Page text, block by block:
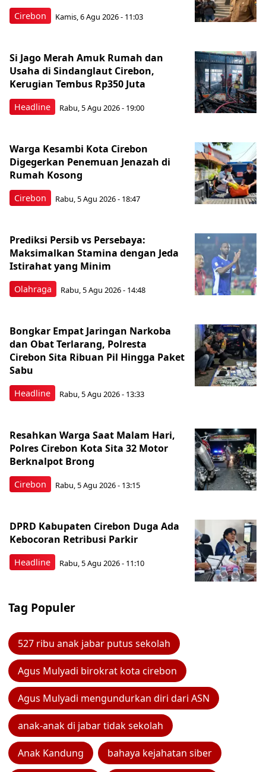
Cirebon Kamis, 6 Agu 2026 - 11:03
Headline
Si Jago Merah Amuk Rumah dan
Usaha di Sindanglaut Cirebon,
Kerugian Tembus Rp350 Juta
Rabu, 5 Agu 2026 - 19:00
Cirebon
Warga Kesambi Kota Cirebon
Digegerkan Penemuan Jenazah di
Rumah Kosong
Rabu, 5 Agu 2026 - 18:47
Olahraga
Prediksi Persib vs Persebaya:
Maksimalkan Stamina dengan Jeda
Istirahat yang Minim
Rabu, 5 Agu 2026 - 14:48
Headline
Bongkar Empat Jaringan Narkoba
dan Obat Terlarang, Polresta
Cirebon Sita Ribuan Pil Hingga Paket
Sabu
Rabu, 5 Agu 2026 - 13:33
Cirebon
Resahkan Warga Saat Malam Hari,
Polres Cirebon Kota Sita 32 Motor
Berknalpot Brong
Rabu, 5 Agu 2026 - 13:15
Headline
DPRD Kabupaten Cirebon Duga Ada
Kebocoran Retribusi Parkir
Rabu, 5 Agu 2026 - 11:10
Tag Populer
527 ribu anak jabar putus sekolah
Agus Mulyadi birokrat kota cirebon
Agus Mulyadi mengundurkan diri dari ASN
anak-anak di jabar tidak sekolah
Anak Kandung bahaya kejahatan siber